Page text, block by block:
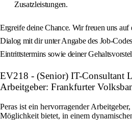
Zusatzleistungen.
Ergreife deine Chance. Wir freuen uns
Dialog mit dir unter Angabe des Job-
Eintrittstermins sowie deiner
EV218 - (Senior) IT-Consultant
Arbeitgeber: Frankfurter
Peras ist ein hervorragender
Möglichkeit bietet, in einem